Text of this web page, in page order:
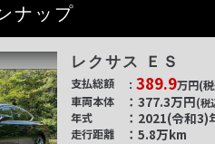
ナップ
レクサス ＥＳ
支払総額 389.9万円(
車両本体
377.3万円(税
年式 2021(令和3)
走行距離 5.8万km